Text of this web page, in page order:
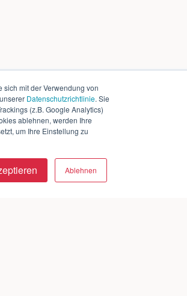
mit der Verwendung von
Datenschutzrichtlinie. Sie
(z.B. Google Analytics)
ablehnen, werden Ihre
um Ihre Einstellung zu
Ablehnen